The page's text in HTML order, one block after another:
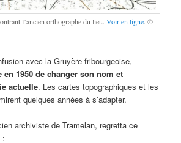
l’ancien orthographe du lieu.Voir en ligne. ©
avec la Gruyère fribourgeoise,
1950 de changer son nom et
actuelle. Les cartes topographiques et les
quelques années à s’adapter.
archiviste de Tramelan, regretta ce
: